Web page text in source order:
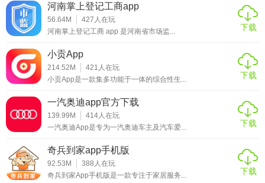
河南掌上登记工商app
56.64M 427 人在玩
河南掌上登记工商 app 是河南省市场监...
下载
小贡App
214.52M 421 人在玩
小贡App是一款集多功能于一体的综合性生...
下载
一汽奥迪app官方下载
139.99M 414 人在玩
一汽奥迪App是专为一汽奥迪车主及汽车爱...
下载
奇兵到家app手机版
92.53M 388 人在玩
奇兵到家App手机版是一款专注于家居服务...
下载